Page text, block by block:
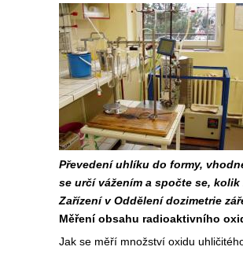
Převedení uhlíku do formy,
se určí vážením a spočte se,
Zařízení v Oddělení dozimetrie
Měření obsahu radioaktivního
Jak se měří množství oxidu